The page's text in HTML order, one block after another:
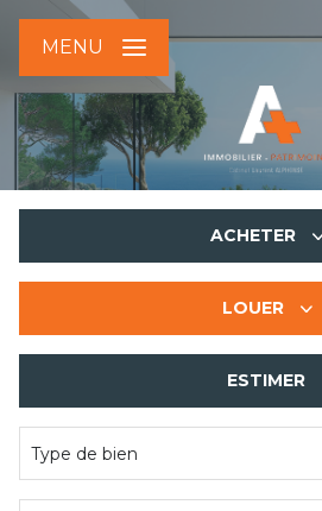
MENU
ACHETER
De l'immo pro
LOUER
De l'immo pro
ESTIMER
Type de bien